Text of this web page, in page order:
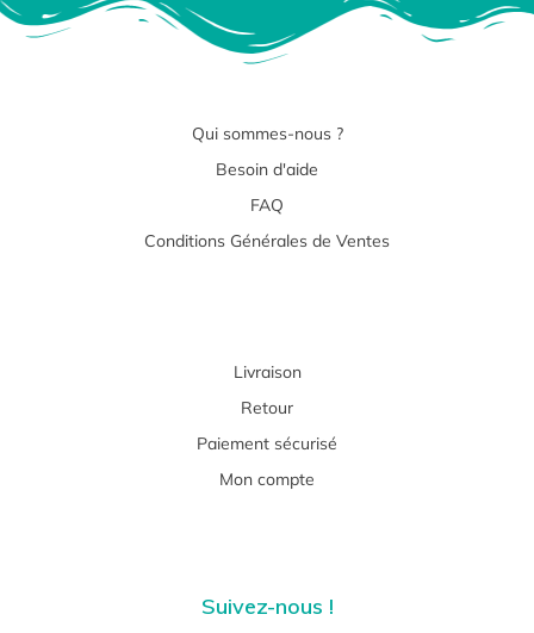
Qui sommes-nous ?
Besoin d'aide
FAQ
Conditions Générales de Ventes
Livraison
Retour
Paiement sécurisé
Mon compte
Suivez-nous !